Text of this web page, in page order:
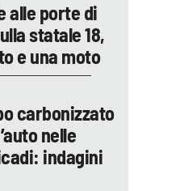
alle porte di
statale 18,
e una moto
carbonizzato
nelle
indagini